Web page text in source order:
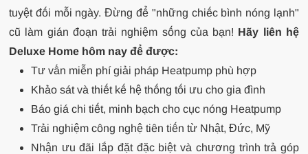
tuyệt đối mỗi ngày. Đừng để "những chiếc bình nóng lạnh"
cũ làm gián đoạn trải nghiệm sống của bạn! Hãy liên hệ
Deluxe Home hôm nay để được:
Tư vấn miễn phí giải pháp Heatpump phù hợp
Khảo sát và thiết kế hệ thống tối ưu cho gia đình
Báo giá chi tiết, minh bạch cho cục nóng Heatpump
Trải nghiệm công nghệ tiên tiến từ Nhật, Đức, Mỹ
Nhận ưu đãi lắp đặt đặc biệt và chương trình trả góp